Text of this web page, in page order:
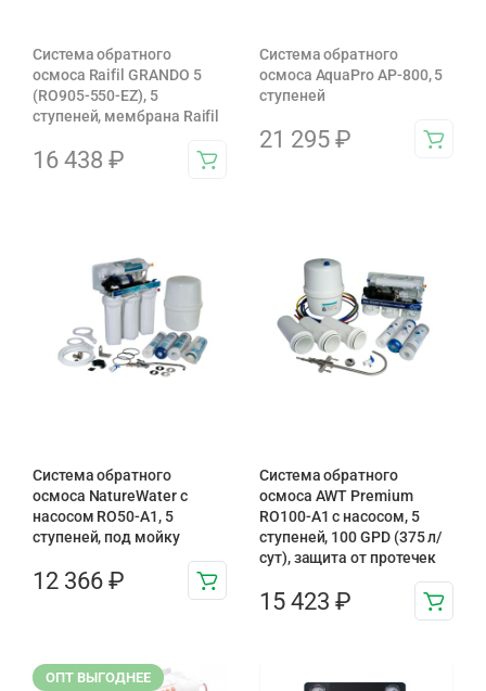
Система обратного
осмоса Raifil GRANDO 5
(RO905-550-EZ), 5
ступеней, мембрана Raifil
16 438 ₽
Система обратного
осмоса AquaPro AP-800, 5
ступеней
21 295 ₽
Система обратного
осмоса NatureWater с
насосом RO50-A1, 5
ступеней, под мойку
12 366 ₽
Система обратного
осмоса AWT Premium
RO100-A1 с насосом, 5
ступеней, 100 GPD (375 л/
сут), защита от протечек
15 423 ₽
ОПТ ВЫГОДНЕЕ